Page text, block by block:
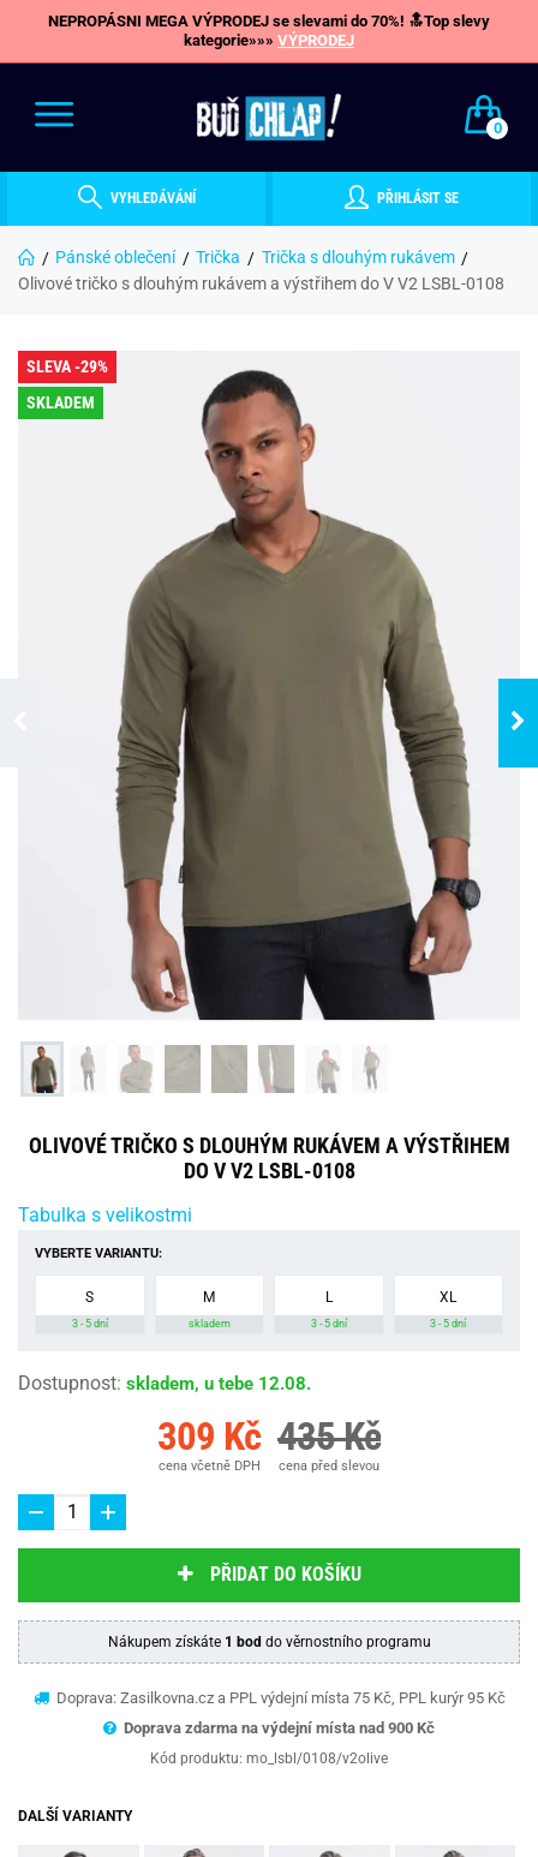
NEPROPÁSNI MEGA VÝPRODEJ se slevami do 70%! 🔝Top slevy
kategorie»»» VÝPRODEJ
0
VYHLEDÁVÁNÍ PŘIHLÁSIT SE
Pánské oblečení Trička
Trička s dlouhým rukávem
Olivové tričko s dlouhým rukávem a výstřihem do V V2 LSBL-0108
SLEVA -29%
SKLADEM
OLIVOVÉ TRIČKO S DLOUHÝM RUKÁVEM A VÝSTŘIHEM
DO V V2 LSBL-0108
Tabulka s velikostmi
VYBERTE VARIANTU:
S
3 - 5 dní
M
skladem
L
3 - 5 dní
XL
3 - 5 dní
Dostupnost: skladem, u tebe 12.08.
309 Kč
cena včetně DPH
435 Kč
cena před slevou
PŘIDAT DO KOŠÍKU
Nákupem získáte 1 bod do věrnostního programu
Doprava: Zasilkovna.cz a PPL výdejní místa 75 Kč, PPL kurýr 95 Kč
Doprava zdarma na výdejní místa nad 900 Kč
Kód produktu: mo_lsbl/0108/v2olive
DALŠÍ VARIANTY